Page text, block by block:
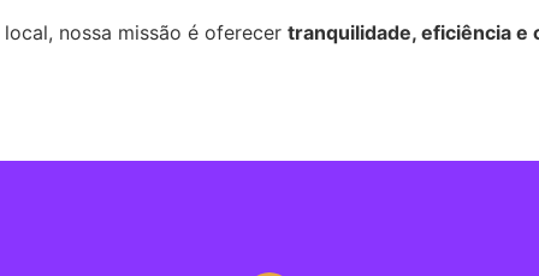
nossa missão é oferecer tranquilidade, eficiência e